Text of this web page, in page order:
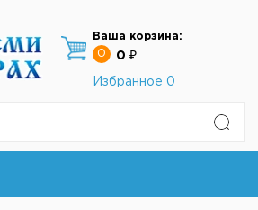
Ваша корзина:
0
0 ₽
Избранное 0